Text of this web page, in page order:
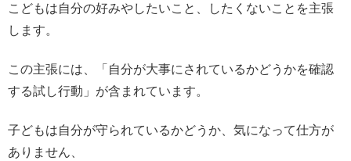
こどもは自分の好みやしたいこと、したくないことを主張
します。
この主張には、「自分が大事にされているかどうかを確認
する試し行動」が含まれています。
子どもは自分が守られているかどうか、気になって仕方が
ありません、